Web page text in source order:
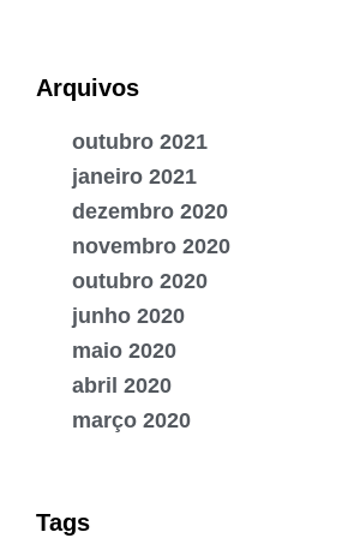
Arquivos
outubro 2021
janeiro 2021
dezembro 2020
novembro 2020
outubro 2020
junho 2020
maio 2020
abril 2020
março 2020
Tags